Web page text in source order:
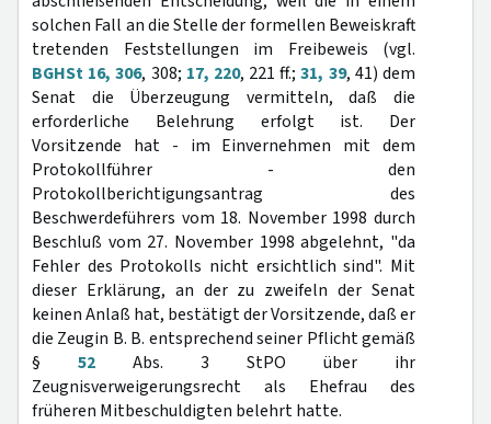
solchen Fall an die Stelle der formellen Beweiskraft
tretenden Feststellungen im Freibeweis (vgl.
BGHSt 16, 306, 308; 17, 220, 221 ff.;31, 39, 41) dem
Senat die Überzeugung vermitteln, daß die
erforderliche Belehrung erfolgt ist. Der
Vorsitzende hat - im Einvernehmen mit dem
Protokollführer - den
Protokollberichtigungsantrag des
Beschwerdeführers vom 18. November 1998 durch
Beschluß vom 27. November 1998 abgelehnt, "da
Fehler des Protokolls nicht ersichtlich sind". Mit
dieser Erklärung, an der zu zweifeln der Senat
keinen Anlaß hat, bestätigt der Vorsitzende, daß er
die Zeugin B. B. entsprechend seiner Pflicht gemäß
§ 52 Abs. 3 StPO über ihr
Zeugnisverweigerungsrecht als Ehefrau des
früheren Mitbeschuldigten belehrt hatte.